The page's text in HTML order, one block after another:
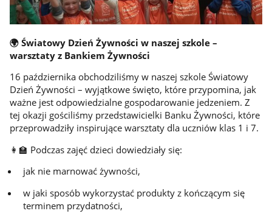
🌍 Światowy Dzień Żywności w naszej szkole –
warsztaty z Bankiem Żywności
16 października obchodziliśmy w naszej szkole Światowy
Dzień Żywności – wyjątkowe święto, które przypomina, jak
ważne jest odpowiedzialne gospodarowanie jedzeniem. Z
tej okazji gościliśmy przedstawicielki Banku Żywności, które
przeprowadziły inspirujące warsztaty dla uczniów klas 1 i 7.
👩‍🏫 Podczas zajęć dzieci dowiedziały się:
jak nie marnować żywności,
w jaki sposób wykorzystać produkty z kończącym się
terminem przydatności,